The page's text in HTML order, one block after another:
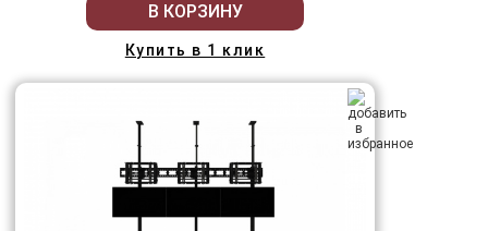
В КОРЗИНУ
Купить в 1 клик